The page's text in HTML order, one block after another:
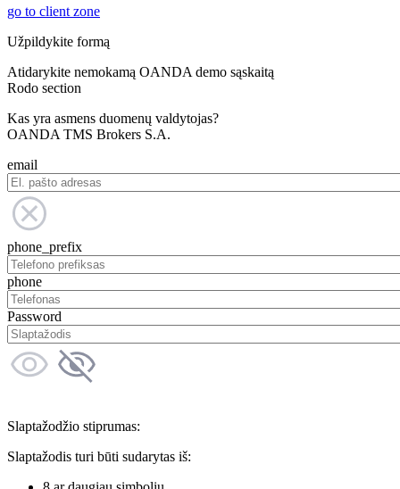
go to client zone
Užpildykite formą
Atidarykite nemokamą OANDA demo sąskaitą
Rodo section
Kas yra asmens duomenų valdytojas?
OANDA TMS Brokers S.A.
email
phone_prefix
phone
Password
Slaptažodžio stiprumas:
Slaptažodis turi būti sudarytas iš: